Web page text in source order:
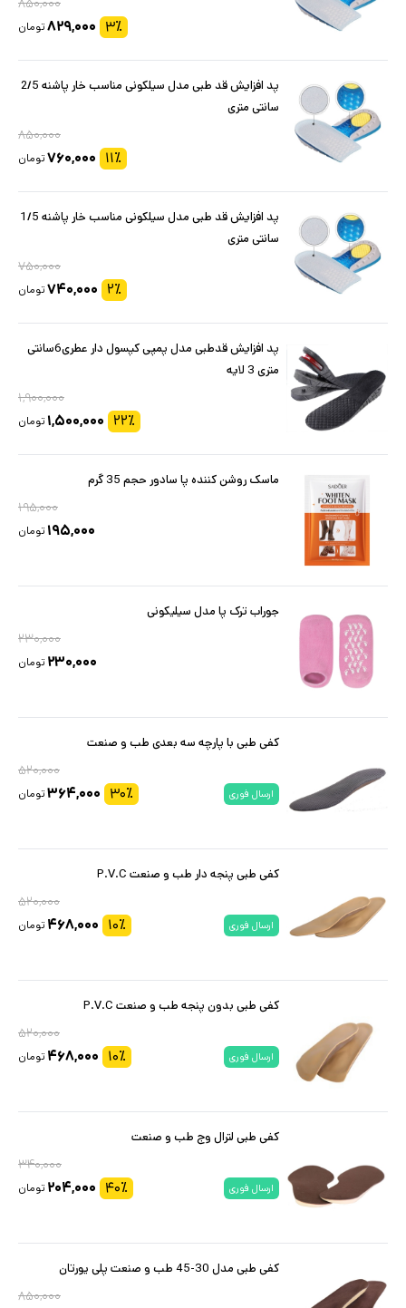
۸۵۰,۰۰۰
۳٪ ۸۲۹,۰۰۰تومان
پد افزایش قد طبی مدل سیلکونی مناسب خار پاشنه 2/5
سانتی متری
۸۵۰,۰۰۰
۱۱٪ ۷۶۰,۰۰۰تومان
پد افزایش قد طبی مدل سیلکونی مناسب خار پاشنه 1/5
سانتی متری
۷۵۰,۰۰۰
۲٪ ۷۴۰,۰۰۰تومان
پد افزایش قدطبی مدل پمپی کپسول دار عطری6سانتی
متری 3 لایه
۱,۹۰۰,۰۰۰
۲۲٪ ۱,۵۰۰,۰۰۰ تومان
ماسک روشن کننده پا سادور حجم 35 گرم
۱۹۵,۰۰۰
۱۹۵,۰۰۰ تومان
جوراب ترک پا مدل سیلیکونی
۲۳۰,۰۰۰
۲۳۰,۰۰۰ تومان
کفی طبی با پارچه سه بعدی طب و صنعت
۵۲۰,۰۰۰
ارسال فوری ۳۰٪ ۳۶۴,۰۰۰تومان
کفی طبی پنجه دار طب و صنعت P.V.C
۵۲۰,۰۰۰
ارسال فوری ۱۰٪ ۴۶۸,۰۰۰ تومان
کفی طبی بدون پنجه طب و صنعت P.V.C
۵۲۰,۰۰۰
ارسال فوری ۱۰٪ ۴۶۸,۰۰۰ تومان
کفی طبی لترال وج طب و صنعت
۳۴۰,۰۰۰
ارسال فوری ۴۰٪ ۲۰۴,۰۰۰ تومان
کفی طبی مدل 30-45 طب و صنعت پلی یورتان
۸۵۰,۰۰۰